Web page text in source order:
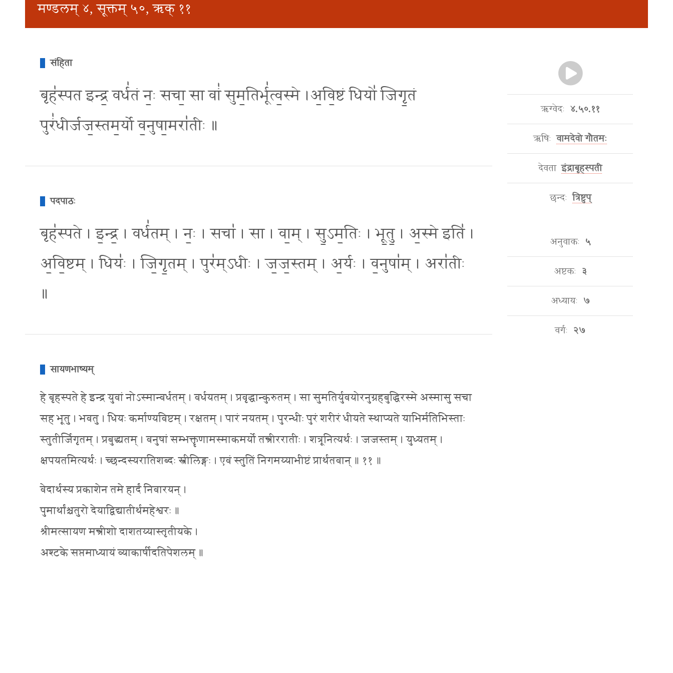
मण्डलम् ४, सूक्तम् ५०, ऋक् ११
संहिता
बृह॑स्पत इन्द्र॒ वर्ध॑तं न॒ः सचा॒ सा वां॑ सुम॒तिर्भू॑त्व॒स्मे ।अ॒वि॒ष्टं धियो॑ जिगृ॒तं
पुरं॑धीर्जज॒स्तम॒र्यो व॒नुषा॒मरा॑तीः ॥
पदपाठः
बृह॑स्पते । इ॒न्द्र॒ । वर्ध॑तम् । नः॒ । सचा॑ । सा । वा॒म् । सु॒ऽम॒तिः । भू॒तु॒ । अ॒स्मे इति॑ ।
अ॒वि॒ष्टम् । धियः॑ । जि॒गृ॒तम् । पुर॑म्ऽधीः । ज॒ज॒स्तम् । अ॒र्यः । व॒नुषा॑म् । अरा॑तीः
॥
सायणभाष्यम्
हे बृहस्पते हे इन्द्र युवां नोऽस्मान्वर्धतम् । वर्धयतम् । प्रवृद्धान्कुरुतम् । सा सुमतिर्युवयोरनुग्रहबुद्धिरस्मे अस्मासु सचा
सह भूतु । भवतु । धियः कर्माण्यविष्टम् । रक्षतम् । पारं नयतम् । पुरन्धीः पुरं शरीरं धीयते स्थाप्यते याभिर्मतिभिस्ताः
स्तुतीर्जिगृतम् । प्रबुद्ध्यतम् । वनुषां सम्भक्तॄणामस्माकमर्यो तन्त्रीररातीः । शत्रूनित्यर्थः । जजस्तम् । युध्यतम् ।
क्षपयतमित्यर्थः । च्छन्दस्यरातिशब्दः स्त्रीलिङ्गः । एवं स्तुतिं निगमय्याभीष्टं प्रार्थतवान् ॥ ११ ॥
वेदार्थस्य प्रकाशेन तमे हार्दं निवारयन् ।
पुमार्थांश्चतुरो देयाद्विद्यातीर्थमहेश्वरः ॥
श्रीमत्सायण मन्त्रीशो दाशतय्यास्तृतीयके ।
अश्टके सप्तमाध्यायं व्याकार्षीदतिपेशलम् ॥
ऋग्वेदः ४.५०.११
ऋषिः वामदेवो गौतमः
देवता इंद्राबृहस्पती
छन्दः त्रिष्टुप्
अनुवाकः ५
अष्टकः ३
अध्यायः ७
वर्गः २७